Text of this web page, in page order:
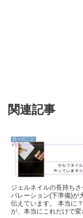
関連記事
日々のこと
ジェルネイルの長持ち
パレーション(下準備)が
伝えています。 本当に
が、本当にこれだけで